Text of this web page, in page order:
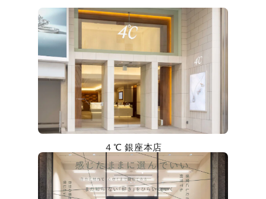
EAU DOUCE４℃
カテゴリー すべてのジュエリー
４℃ 銀座本店